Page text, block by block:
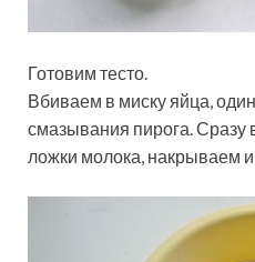
Готовим тесто.
Вбиваем в миску яйца,
смазывания пирога. Сразу
ложки молока, накрываем